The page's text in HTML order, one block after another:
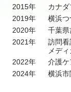
2015年
カナ
2019年
横浜
2020年
千葉
2021年
訪問
メデ
2022年
介護
2024年
横浜